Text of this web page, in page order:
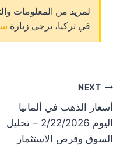
لمزيد من المعلومات
في تركيا، يرجى زيارة
NEXT
أسعار الذهب في ألمانيا
اليوم 2/22/2026 – تحليل
السوق وفرص الاستثمار